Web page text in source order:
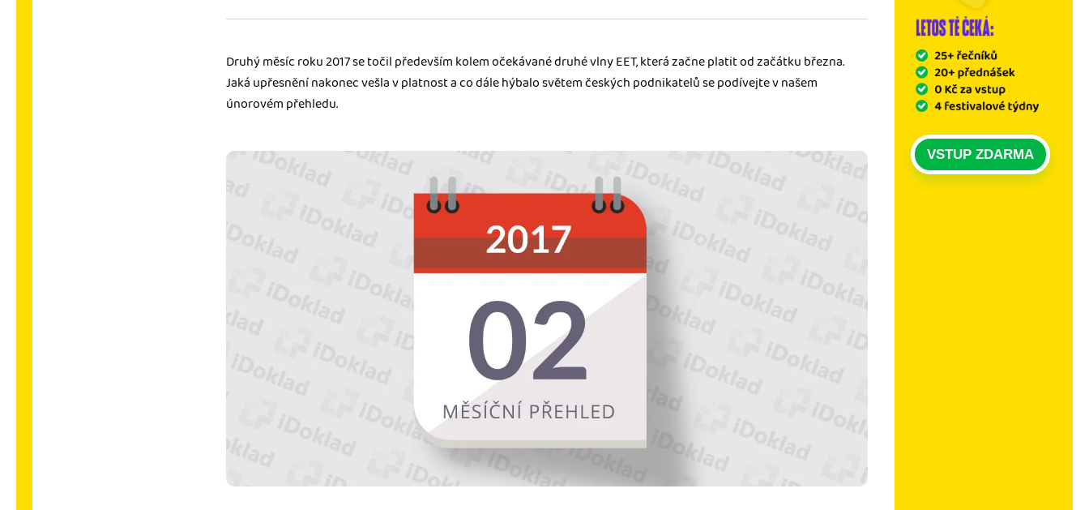
úřad v naprostém pořádku.
Propojení na další systémy
VSTUP ZDARMA
Druhý měsíc roku 2017 se točil především kolem očekávané druhé vlny EET, která začne platit od začátku března.
Jaká upřesnění nakonec vešla v platnost a co dále hýbalo světem českých podnikatelů se podívejte v našem
únorovém přehledu.